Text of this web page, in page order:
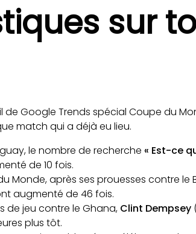
sur
de Google Trends spécial Coupe du
match qui a déjà eu lieu.
le nombre de recherche « Est-ce
de 10 fois.
Monde, après ses prouesses contre le
augmenté de 46 fois.
de jeu contre le Ghana, Clint Dempsey
plus tôt.